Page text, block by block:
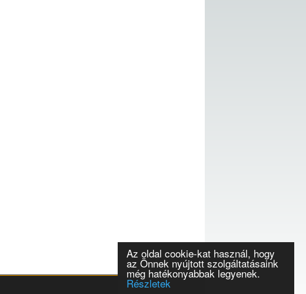
Az oldal cookie-kat használ, hogy
az Önnek nyújtott szolgáltatásaink
még hatékonyabbak legyenek.
Részletek